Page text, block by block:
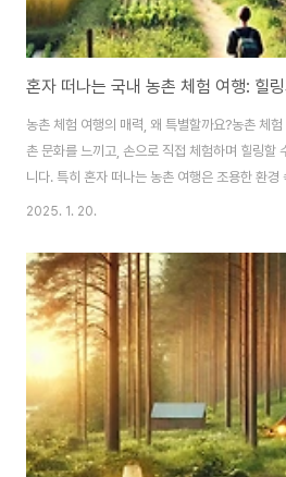
농촌 체험 여행의 매력, 왜 특별할까요?농촌 체
촌 문화를 느끼고, 손으로 직접 체험하며 힐링할
니다. 특히 혼자 떠나는 농촌 여행은 조용한 환경
고, 새로운 경험을 통해 일상의 스트레스를 해소
경기권: 가까운 곳에서 느낄 수 있는 농촌의 매력
산마을은 서울에서 약 1시간 30분 거리에 위치한
와 아름다운 자연 경관을 자랑합니다. 이곳에서
구마 캐기, 천연 염색 체험 등 다양한 프로그램에
자 떠나기에도 안전..
2025. 1. 20.